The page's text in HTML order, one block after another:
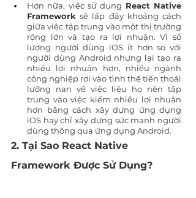
Hơn nữa, việc sử dụng React Native
Framework sẽ lấp đầy khoảng cách
giữa việc tập trung vào một thị trường
rộng lớn và tạo ra lợi nhuận. Vì số
lượng người dùng iOS ít hơn so với
người dùng Android nhưng lại tạo ra
nhiều lợi nhuận hơn, nhiều ngành
công nghiệp rơi vào tình thế tiến thoái
lưỡng nan về việc liệu họ nên tập
trung vào việc kiếm nhiều lợi nhuận
hơn bằng cách xây dựng ứng dụng
iOS hay chỉ xây dựng sức mạnh người
dùng thông qua ứng dụng Android.
2. Tại Sao React Native
Framework Được Sử Dụng?